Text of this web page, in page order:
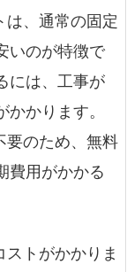
、通常の固定
いのが特徴で
には、工事が
かります。
要のため、無料
費用がかかる
トがかかりま